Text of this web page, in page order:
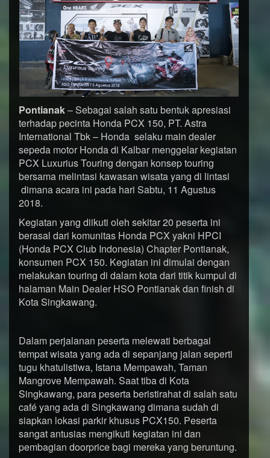
Pontianak– Sebagai salah satu bentuk apresiasi
terhadap pecinta Honda PCX 150, PT. Astra
International Tbk – Honda selaku main dealer
sepeda motor Honda di Kalbar menggelar kegiatan
PCX Luxurius Touring dengan konsep touring
bersama melintasi kawasan wisata yang di lintasi
dimana acara ini pada hari Sabtu, 11 Agustus
2018.
Kegiatan yang diikuti oleh sekitar 20 peserta ini
berasal dari komunitas Honda PCX yakni HPCI
(Honda PCX Club Indonesia) Chapter Pontianak,
konsumen PCX 150. Kegiatan ini dimulai dengan
melakukan touring di dalam kota dari titik kumpul di
halaman Main Dealer HSO Pontianak dan finish di
Kota Singkawang.
Dalam perjalanan peserta melewati berbagai
tempat wisata yang ada di sepanjang jalan seperti
tugu khatulistiwa, Istana Mempawah, Taman
Mangrove Mempawah. Saat tiba di Kota
Singkawang, para peserta beristirahat di salah satu
café yang ada di Singkawang dimana sudah di
siapkan lokasi parkir khusus PCX150. Peserta
sangat antusias mengikuti kegiatan ini dan
pembagian doorprice bagi mereka yang beruntung.